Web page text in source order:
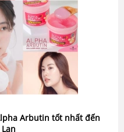
Arbutin tốt nhất đến